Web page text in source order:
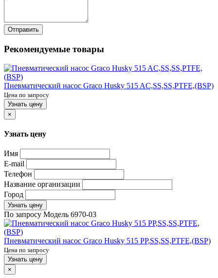
Отправить
Рекомендуемые товары
Пневматический насос Graco Husky 515 AC,SS,SS,PTFE,(BSP)
Цена по запросу
Узнать цену
×
Узнать цену
Имя
E-mail
Телефон
Название организации
Город
Узнать цену
По запросу Модель 6970-03
Пневматический насос Graco Husky 515 PP,SS,SS,PTFE,(BSP)
Цена по запросу
Узнать цену
×